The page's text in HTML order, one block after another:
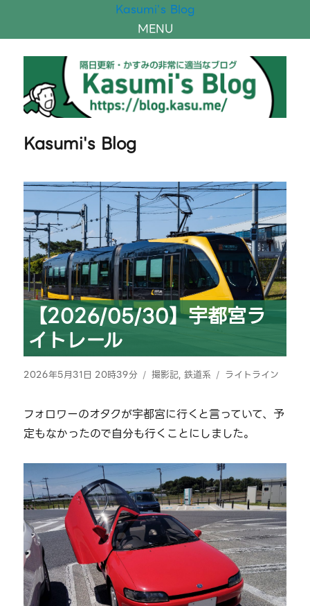
Kasumi's Blog
MENU
Kasumi's Blog
【2026/05/30】宇都宮ラ
イトレール
投
2026年5月31日 20時39分
カ
リ
ー
撮影記,鉄道系
タ
ライトライン
フォロワーのオタクが宇都宮に行くと言っていて、予
定もなかったので自分も行くことにしました。